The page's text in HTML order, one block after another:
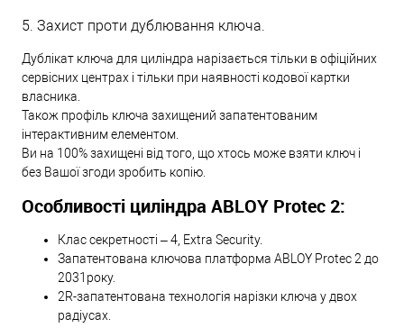
5. Захист проти дублювання ключа.
Дублікат ключа для циліндра нарізається тільки в офіційних
сервісних центрах і тільки при наявності кодової картки
власника.
Також профіль ключа захищений запатентованим
інтерактивним елементом.
Ви на 100% захищені від того, що хтось може взяти ключ і
без Вашої згоди зробить копію.
Особливості циліндра ABLOY Protec 2:
Клас секретності – 4, Extra Security.
Запатентована ключова платформа ABLOY Protec 2 до
2031року.
2R-запатентована технологія нарізки ключа у двох
радіусах.